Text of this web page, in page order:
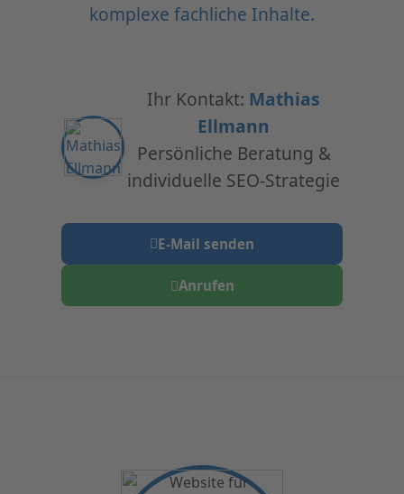
komplexe fachliche Inhalte.
Ihr Kontakt: Mathias
Ellmann
Persönliche Beratung &
individuelle SEO-Strategie
E-Mail senden
Anrufen